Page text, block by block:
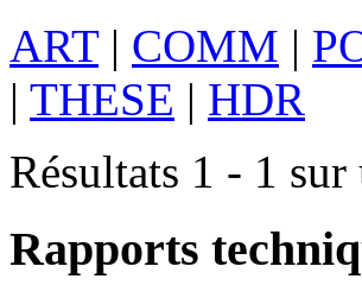
ART| COMM |
| THESE | HDR
Résultats 1 - 1
Rapports